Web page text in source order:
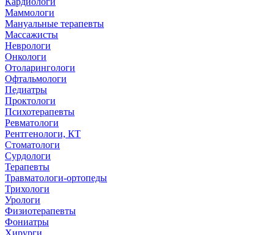
Маммологи
Мануальные терапевты
Массажисты
Неврологи
Онкологи
Отоларингологи
Офтальмологи
Педиатры
Проктологи
Психотерапевты
Ревматологи
Рентгенологи, КТ
Стоматологи
Сурдологи
Терапевты
Травматологи-ортопеды
Трихологи
Урологи
Физиотерапевты
Фониатры
Хирурги